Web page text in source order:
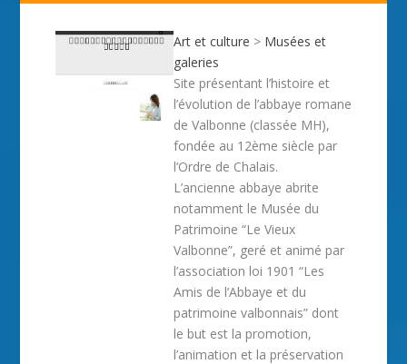
Art et culture > Musées et
galeries
Site présentant l’histoire et
l’évolution de l’abbaye romane
de Valbonne (classée MH),
fondée au 12ème siècle par
l’Ordre de Chalais.
L’ancienne abbaye abrite
notamment le Musée du
Patrimoine “Le Vieux
Valbonne”, geré et animé par
l’association loi 1901 “Les
Amis de l’Abbaye et du
patrimoine valbonnais” dont
le but est la promotion,
l’animation et la préservation